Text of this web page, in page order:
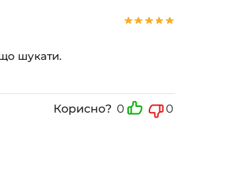
шукати.
Корисно? 0 0